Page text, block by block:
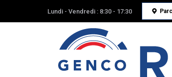
Lundi - Vendredi : 8:30 - 17:30